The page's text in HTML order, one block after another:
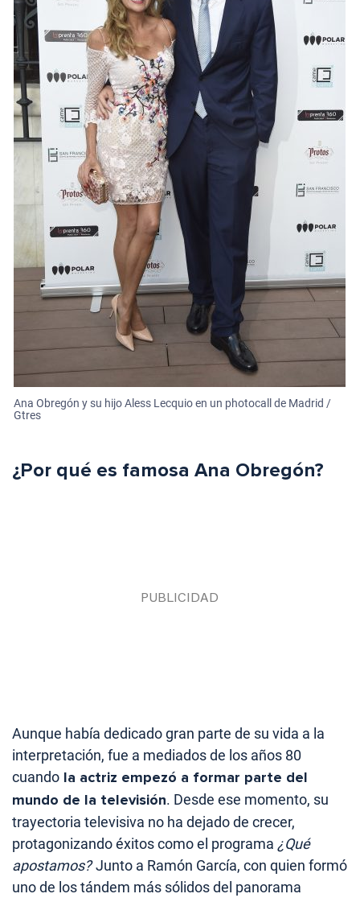
Ana Obregón y su hijo Aless Lecquio en un photocall de Madrid /
Gtres
¿Por qué es famosa Ana Obregón?
Aunque había dedicado gran parte de su vida a la
interpretación, fue a mediados de los años 80
cuando la actriz empezó a formar parte del
mundo de la televisión. Desde ese momento, su
trayectoria televisiva no ha dejado de crecer,
protagonizando éxitos como el programa ¿Qué
apostamos?Junto a Ramón García, con quien formó
uno de los tándem más sólidos del panorama